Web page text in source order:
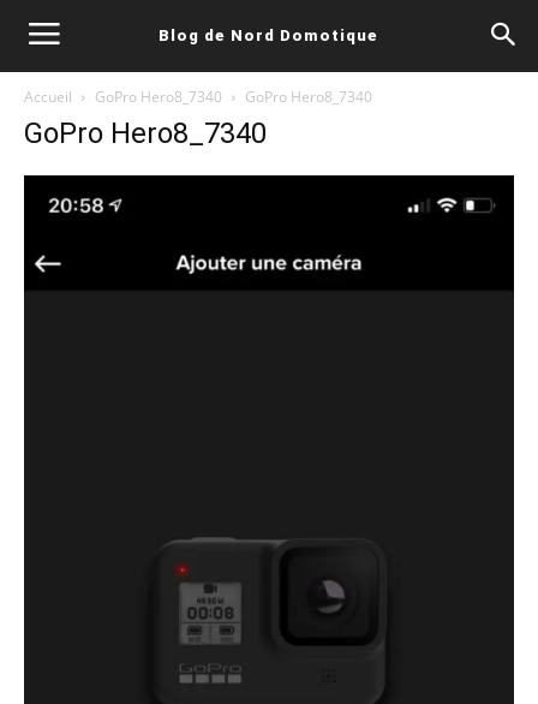
Blog de Nord Domotique
Accueil GoPro Hero8_7340 GoPro Hero8_7340
GoPro Hero8_7340